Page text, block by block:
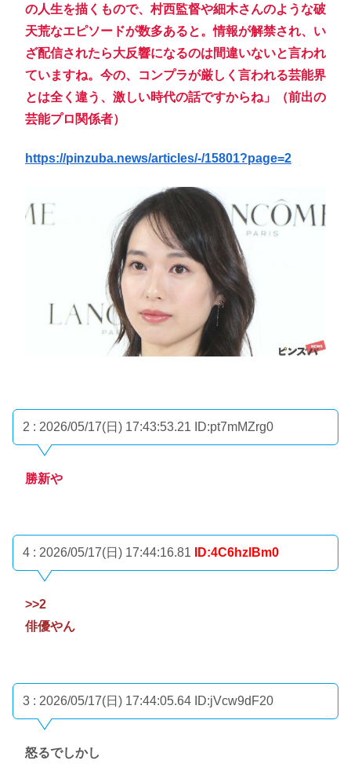
の人生を描くもので、村西監督や細木さんのような破
天荒なエピソードが数多あると。情報が解禁され、い
ざ配信されたら大反響になるのは間違いないと言われ
ていますね。今の、コンプラが厳しく言われる芸能界
とは全く違う、激しい時代の話ですからね」（前出の
芸能プロ関係者）
https://pinzuba.news/articles/-/15801?page=2
2 : 2026/05/17(日) 17:43:53.21 ID:pt7mMZrg0
勝新や
4 : 2026/05/17(日) 17:44:16.81 ID:4C6hzlBm0
>>2
俳優やん
3 : 2026/05/17(日) 17:44:05.64 ID:jVcw9dF20
怒るでしかし